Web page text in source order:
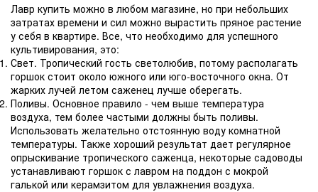
Лавр купить можно в любом магазине, но при небольших
затратах времени и сил можно вырастить пряное растение
у себя в квартире. Все, что необходимо для успешного
культивирования, это:
Свет. Тропический гость светолюбив, потому располагать
горшок стоит около южного или юго-восточного окна. От
жарких лучей летом саженец лучше оберегать.
Поливы. Основное правило - чем выше температура
воздуха, тем более частыми должны быть поливы.
Использовать желательно отстоянную воду комнатной
температуры. Также хороший результат дает регулярное
опрыскивание тропического саженца, некоторые садоводы
устанавливают горшок с лавром на поддон с мокрой
галькой или керамзитом для увлажнения воздуха.